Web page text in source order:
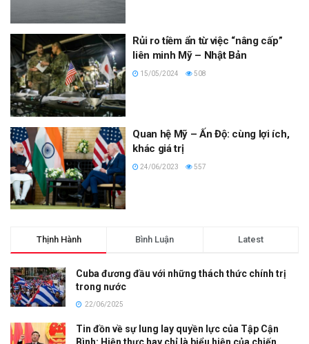
Rủi ro tiềm ẩn từ việc “nâng cấp”
liên minh Mỹ – Nhật Bản
15/05/2024 508
Quan hệ Mỹ – Ấn Độ: cùng lợi ích,
khác giá trị
24/06/2023 557
Thịnh Hành Bình Luận Latest
Cuba đương đầu với những thách thức chính trị
trong nước
22/06/2025
Tin đồn về sự lung lay quyền lực của Tập Cận